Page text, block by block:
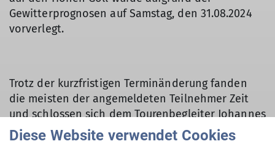
Gewitterprognosen auf Samstag, den 31.08.2024
vorverlegt.
Trotz der kurzfristigen Terminänderung fanden
die meisten der angemeldeten Teilnehmer Zeit
und schlossen sich dem Tourenbegleiter Johannes
Geltinger an, um den 2522 m hohen Göll zu
bezwingen. Bereits um 4:30 Uhr brachen 6
Diese Website verwendet Cookies